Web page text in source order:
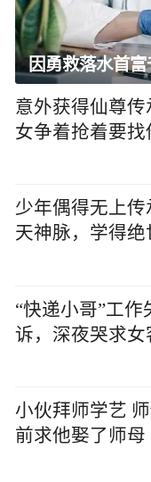
因勇救落水首
意外获得仙尊传
女争着抢着要找
少年偶得无上传
天神脉，学得绝
“快递小哥”工作
诉，深夜哭求女
小伙拜师学艺
前求他娶了师母